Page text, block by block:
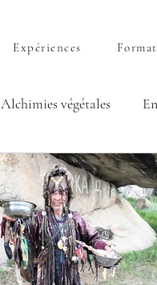
Expériences
Alchimies végétales